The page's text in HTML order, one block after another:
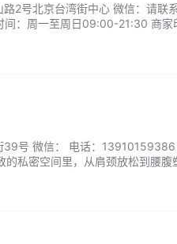
路2号北京台湾街中心 微信：请
间：周一至周日09:00-21:30 商
39号 微信： 电话：
的私密空间里，从肩颈放松到腰